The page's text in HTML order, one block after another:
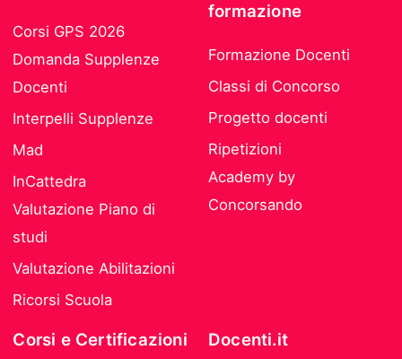
Corsi GPS 2026
Domanda Supplenze
Docenti
Interpelli Supplenze
Mad
InCattedra
Valutazione Piano di
studi
Valutazione Abilitazioni
Ricorsi Scuola
formazione
Formazione Docenti
Classi di Concorso
Progetto docenti
Ripetizioni
Academy by
Concorsando
Corsi e Certificazioni Docenti.it